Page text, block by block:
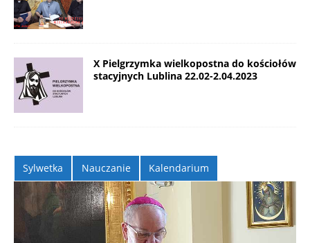
X Pielgrzymka wielkopostna do kościołów
stacyjnych Lublina 22.02-2.04.2023
Sylwetka Nauczanie Kalendarium